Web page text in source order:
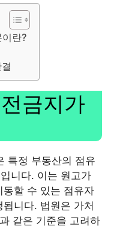
란?
금지가
특정 부동산의 점유
니다. 이는 원고가
할 수 있는 점유자
니다. 법원은 가처
같은 기준을 고려하